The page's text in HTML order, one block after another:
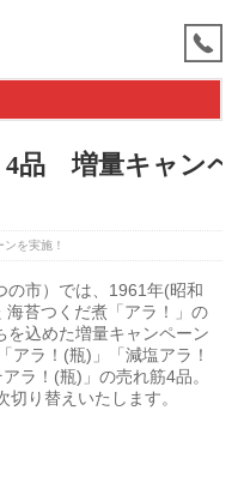
4品 増量キャンペ
ンを実施！
の市）では、1961年(昭和
苔つくだ煮「アラ！」の
を込めた増量キャンペーン
アラ！(瓶)」「減塩アラ！
ラ！(瓶)」の売れ筋4品。
り替えいたします。